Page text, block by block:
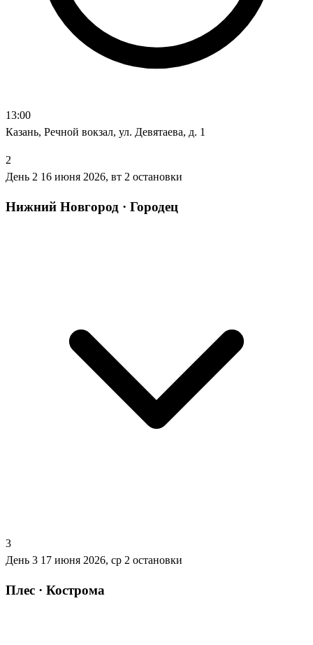
13:00
Казань, Речной вокзал, ул. Девятаева, д. 1
2
День 2 16 июня 2026, вт 2 остановки
Нижний Новгород · Городец
3
День 3 17 июня 2026, ср 2 остановки
Плес · Кострома